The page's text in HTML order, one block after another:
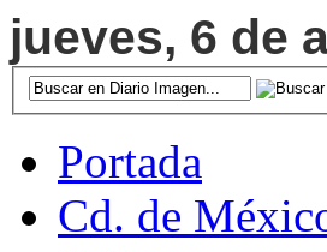
jueves, 6 de
Portada
Cd. de